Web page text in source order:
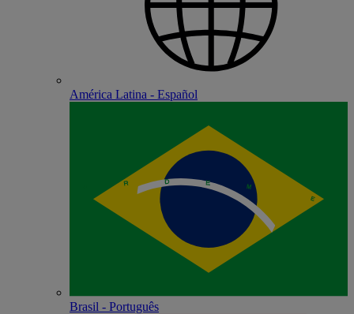
América Latina - Español
Brasil - Português